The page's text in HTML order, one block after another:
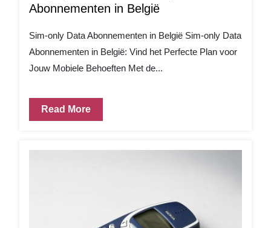
Abonnementen in België
Sim-only Data Abonnementen in België Sim-only Data
Abonnementen in België: Vind het Perfecte Plan voor
Jouw Mobiele Behoeften Met de...
Read More